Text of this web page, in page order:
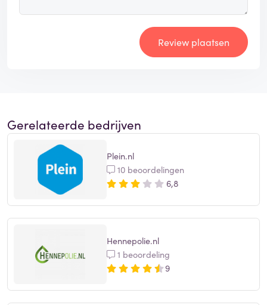
Review plaatsen
Gerelateerde bedrijven
Plein.nl
10 beoordelingen
6,8
Hennepolie.nl
1 beoordeling
9